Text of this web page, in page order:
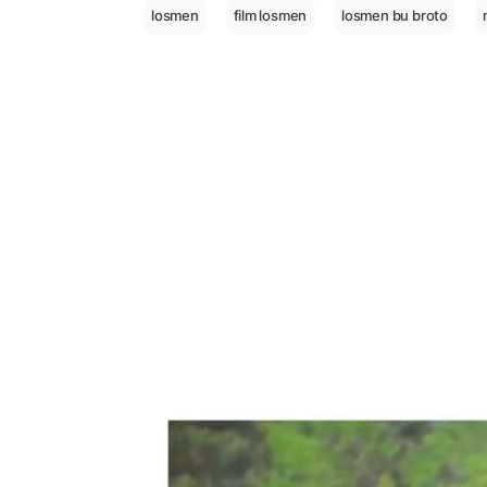
losmen film losmen losmen bu broto